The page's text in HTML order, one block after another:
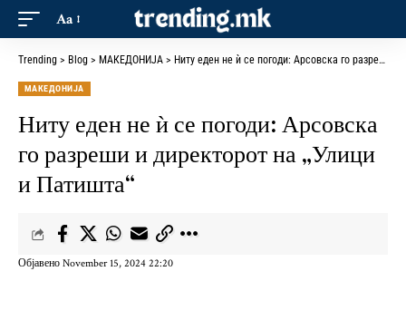
Aa
Trending > Blog > МАКЕДОНИЈА > Ниту еден не ѝ се погоди: Арсовска го разреши и директорот на „Улици и Патишта“
МАКЕДОНИЈА
Ниту еден не ѝ се погоди: Арсовска
го разреши и директорот на „Улици
и Патишта“
Објавено November 15, 2024 22:20